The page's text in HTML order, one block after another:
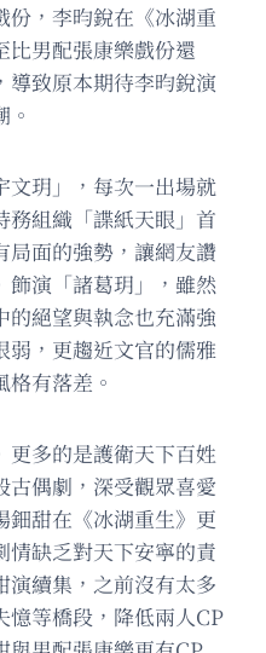
份，李昀銳在《冰湖重
比男配張康樂戲份還
導致原本期待李昀銳演
文玥」，每次一出場就
務組織「諜紙天眼」首
局面的強勢，讓網友讚
飾演「諸葛玥」，雖然
的絕望與執念也充滿強
弱，更趨近文官的儒雅
有落差。
更多的是護衛天下百姓
古偶劇，深受觀眾喜愛
鈿甜在《冰湖重生》更
情缺乏對天下安寧的責
演續集，之前沒有太多
憶等橋段，降低兩人CP